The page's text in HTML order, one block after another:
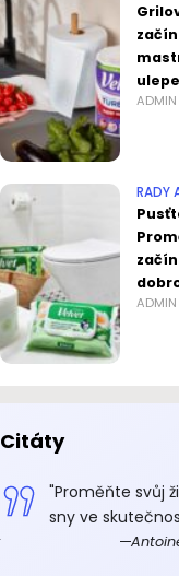
ADMIN
RADY
ADMIN
Citáty
"Proměňte svůj
sny ve